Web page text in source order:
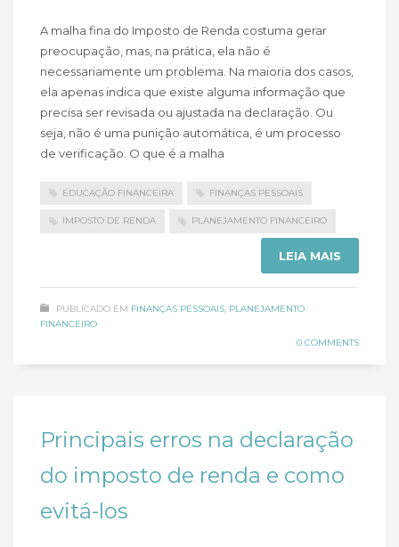
A malha fina do Imposto de Renda costuma gerar
preocupação, mas, na prática, ela não é
necessariamente um problema. Na maioria dos casos,
ela apenas indica que existe alguma informação que
precisa ser revisada ou ajustada na declaração. Ou
seja, não é uma punição automática, é um processo
de verificação. O que é a malha
EDUCAÇÃO FINANCEIRA FINANÇAS PESSOAIS
IMPOSTO DE RENDA PLANEJAMENTO FINANCEIRO
LEIA MAIS
PUBLICADO EM FINANÇAS PESSOAIS PLANEJAMENTO
FINANCEIRO
0 COMMENTS
Principais erros na declaração
do imposto de renda e como
evitá-los